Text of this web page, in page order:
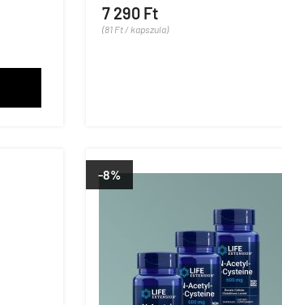
7 290 Ft
(81 Ft / kapszula)
-8%